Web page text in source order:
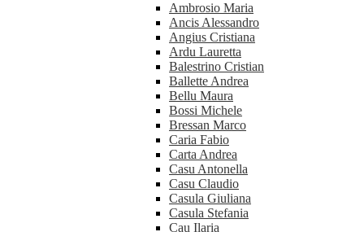
Ambrosio Maria
Ancis Alessandro
Angius Cristiana
Ardu Lauretta
Balestrino Cristian
Ballette Andrea
Bellu Maura
Bossi Michele
Bressan Marco
Caria Fabio
Carta Andrea
Casu Antonella
Casu Claudio
Casula Giuliana
Casula Stefania
Cau Ilaria